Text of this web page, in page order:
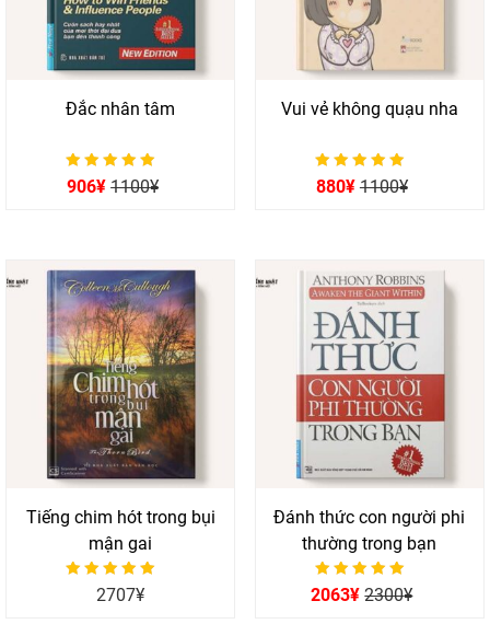
Đắc nhân tâm
Được xếp hạng
0
906¥ 1100¥
Vui vẻ không quạu nha
Được xếp hạng
0
880¥ 1100¥
Tiếng chim hót trong bụi
mận gai
Được xếp hạng
0
2707¥
Đánh thức con người phi
thường trong bạn
Được xếp hạng
0
2063¥ 2300¥